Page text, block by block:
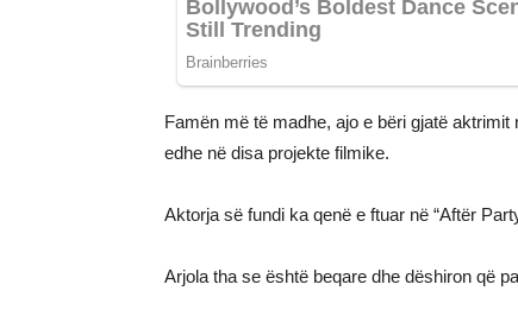
Famën më të madhe, ajo e bëri gjatë
edhe në disa projekte filmike.
Aktorja së fundi ka qenë e ftuar në “Aftër
Arjola tha se është beqare dhe dëshiron që